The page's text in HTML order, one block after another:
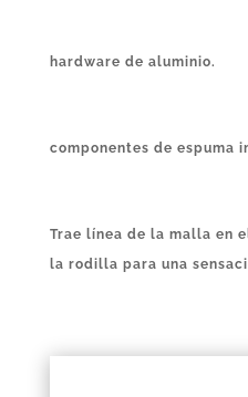
hardware de aluminio.
componentes de espuma
Trae línea de la malla en
la rodilla para una